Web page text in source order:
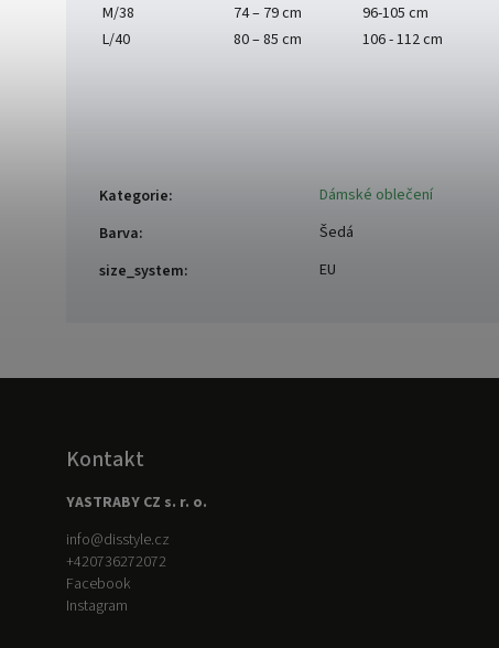
M/38
74 – 79 cm
96-105 cm
L/40
80 – 85 cm 106 - 112 cm
Kategorie:
Dámské oblečení
Barva:
Šedá
size_system: EU
Kontakt
YASTRABY CZ s. r. o.
info@disstyle.cz
+420736272072
Facebook
Instagram